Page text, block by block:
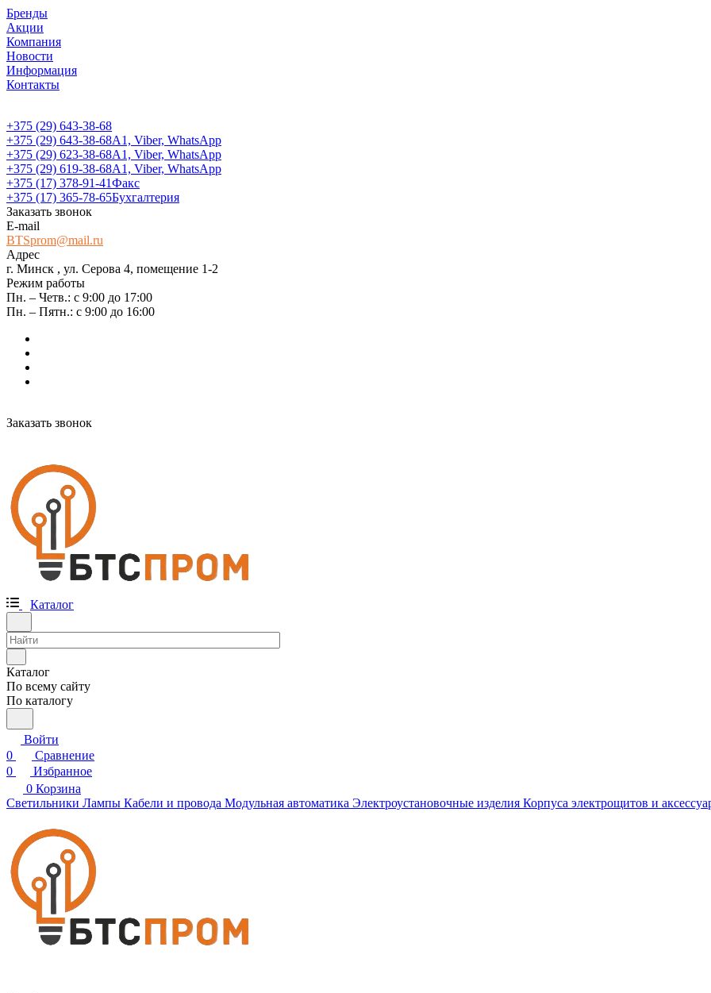
Бренды
Акции
Компания
Новости
Информация
Контакты
+375 (29) 643-38-68
+375 (29) 643-38-68А1, Viber, WhatsApp
+375 (29) 623-38-68А1, Viber, WhatsApp
+375 (29) 619-38-68А1, Viber, WhatsApp
+375 (17) 378-91-41Факс
+375 (17) 365-78-65Бухгалтерия
Заказать звонок
E-mail
BTSprom@mail.ru
Адрес
г. Минск , ул. Серова 4, помещение 1-2
Режим работы
Пн. – Четв.: с 9:00 до 17:00
Пн. – Пятн.: с 9:00 до 16:00
Заказать звонок
Каталог
Каталог
По всему сайту
По каталогу
Войти
0
Сравнение
0
Избранное
0 Корзина
Светильники Лампы Кабели и провода Модульная автоматика Электроустановочные изделия Корпуса электрощитов и